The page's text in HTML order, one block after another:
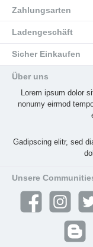
Zahlungsarten
Ladengeschäft
Sicher Einkaufen
Über uns
Lorem ipsum dolor
nonumy eirmod
Gadipscing elitr, sed
Unsere
Facebook Instagram Twitter
Blogger